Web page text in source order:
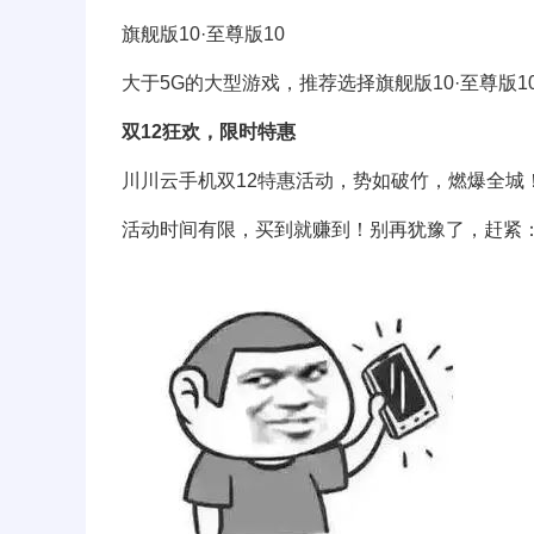
旗舰版10·至尊版10
大于5G的大型游戏，推荐选择旗舰版10·至尊版
双12狂欢，限时特惠
川川云手机双12特惠活动，势如破竹，燃爆全城！
活动时间有限，买到就赚到！别再犹豫了，赶紧：